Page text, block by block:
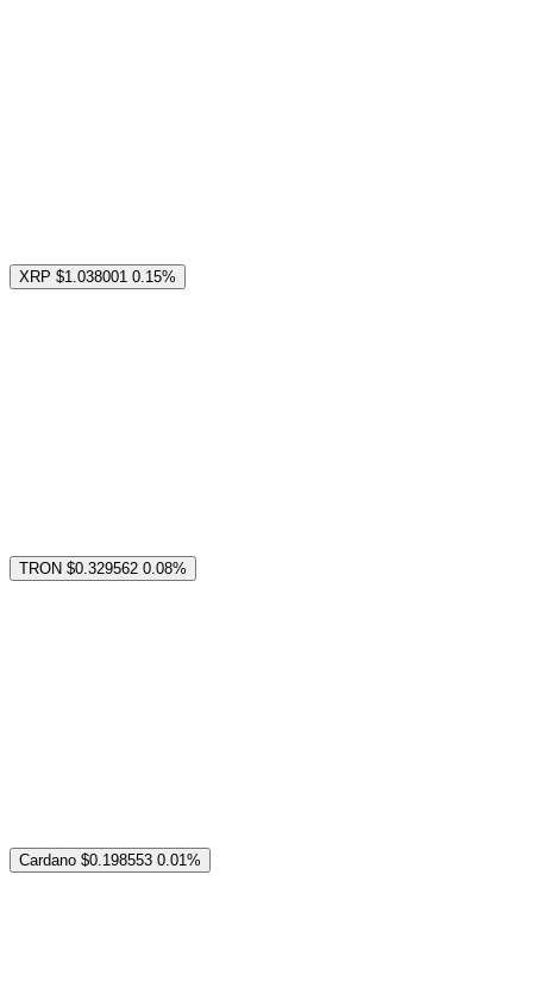
XRP $1.038001 0.15%
TRON $0.329562 0.08%
Cardano $0.198553 0.01%